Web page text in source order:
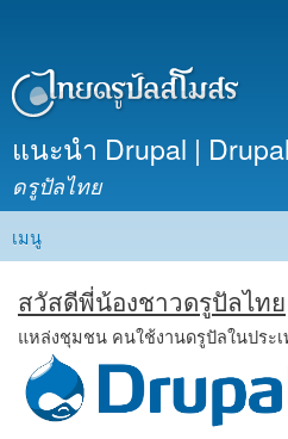
เนื้อหา
แนะนำ Drupal |
ดรูปัลไทย
Main menu
เมนู
สวัสดีพี่น้องชาวดรูปัลไทย
แหล่งชุมชน คนใช้งานดรูปัลในประเ